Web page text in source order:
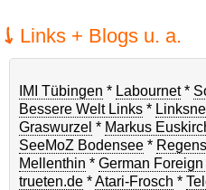
Links + Blogs u. a.
IMI Tübingen * Labournet*
Bessere Welt Links *
Graswurzel * Markus
SeeMoZ Bodensee *
Mellenthin * German
trueten.de *Atari-Frosch *